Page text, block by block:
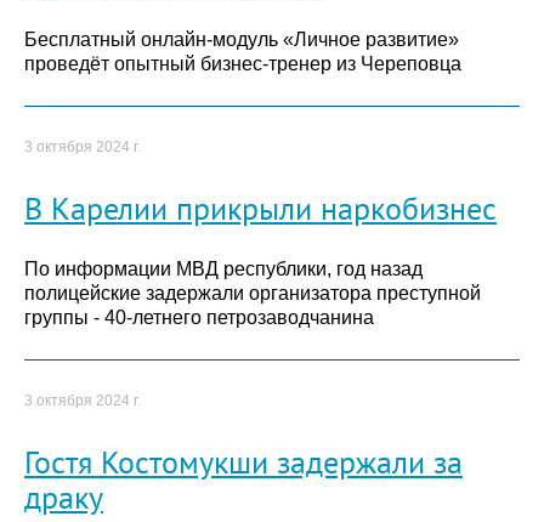
Бесплатный онлайн-модуль «Личное развитие»
проведёт опытный бизнес-тренер из Череповца
3 октября 2024 г.
В Карелии прикрыли наркобизнес
По информации МВД республики, год назад
полицейские задержали организатора преступной
группы - 40-летнего петрозаводчанина
3 октября 2024 г.
Гостя Костомукши задержали за
драку